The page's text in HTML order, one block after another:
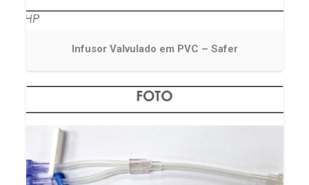
Infusor Valvulado em PVC – Safer